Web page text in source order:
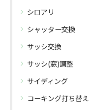
シロアリ
シャッター交換
サッシ交換
サッシ(窓)調整
サイディング
コーキング打ち替え